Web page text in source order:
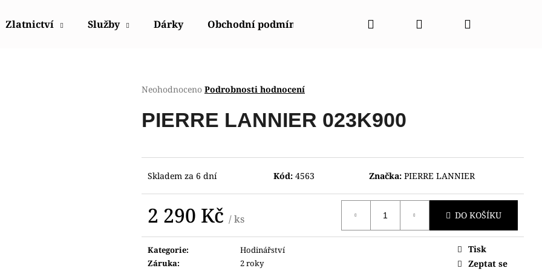
Zlatnictví Služby Dárky Obchodní podmínky Napište nám Kontakty
Hledat PřihlášeníNákupní
Průměrné
produktu
je
5
Neohodnoceno Podrobnosti hodnocení
PIERRE LANNIER 023K900
Skladem za 6 dní Kód: 4563 Značka:PIERRE LANNIER
2 290 Kč / ks DO KOŠÍKU
Kategorie:
Hodinářství
Záruka:
2 roky
Tisk
Zeptat se
HLEDAT
POLICE PEWJK2003440